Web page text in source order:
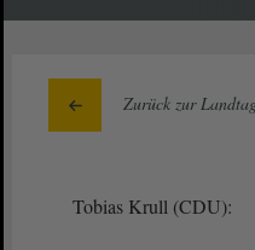
Zurück zur
Tobias Krull (CDU):